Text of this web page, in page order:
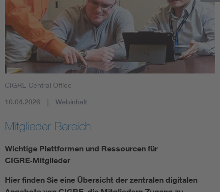
AI & Digital Trust
Health
Mobility
CIGRE Central Office
10.04.2026 Webinhalt
Mitglieder Bereich
Wichtige Plattformen und Ressourcen für
CIGRE‑Mitglieder
Hier finden Sie eine Übersicht der zentralen digitalen